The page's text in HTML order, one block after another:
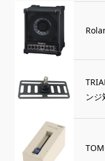
ンジ